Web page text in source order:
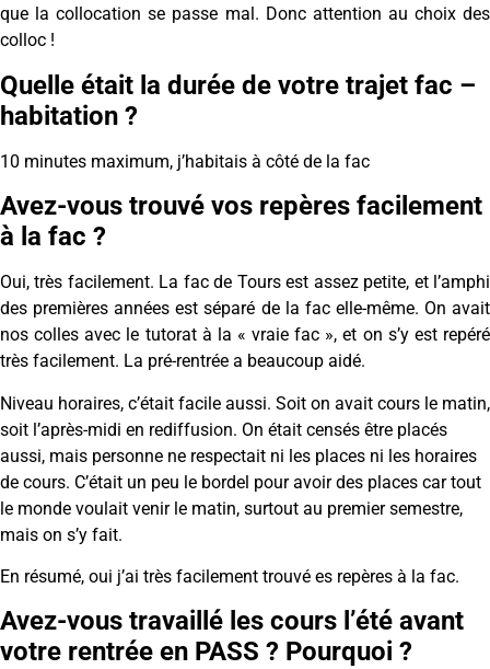
que la collocation se passe mal. Donc attention au choix des
colloc !
Quelle était la durée de votre trajet fac –
habitation ?
10 minutes maximum, j’habitais à côté de la fac
Avez-vous trouvé vos repères facilement
à la fac ?
Oui, très facilement. La fac de Tours est assez petite, et l’amphi
des premières années est séparé de la fac elle-même. On avait
nos colles avec le tutorat à la « vraie fac », et on s’y est repéré
très facilement. La pré-rentrée a beaucoup aidé.
Niveau horaires, c’était facile aussi. Soit on avait cours le matin,
soit l’après-midi en rediffusion. On était censés être placés
aussi, mais personne ne respectait ni les places ni les horaires
de cours. C’était un peu le bordel pour avoir des places car tout
le monde voulait venir le matin, surtout au premier semestre,
mais on s’y fait.
En résumé, oui j’ai très facilement trouvé es repères à la fac.
Avez-vous travaillé les cours l’été avant
votre rentrée en PASS ? Pourquoi ?